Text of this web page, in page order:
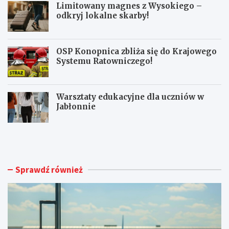
Limitowany magnes z Wysokiego –
odkryj lokalne skarby!
OSP Konopnica zbliża się do Krajowego
Systemu Ratowniczego!
Warsztaty edukacyjne dla uczniów w
Jabłonnie
L
n
i
p
L
o
a
y
Sprawdź również